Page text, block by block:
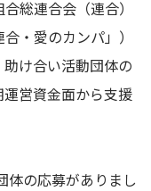
総連合会（連合）
・愛のカンパ」）
け合い活動団体の
営資金面から支援
の応募がありまし